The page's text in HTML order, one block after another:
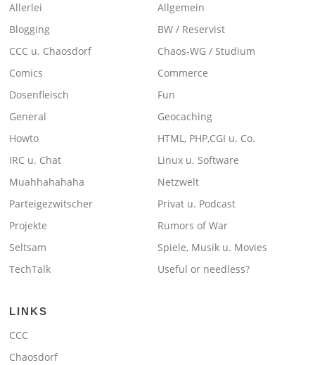
Allerlei
Allgemein
Blogging
BW / Reservist
CCC u. Chaosdorf
Chaos-WG / Studium
Comics
Commerce
Dosenfleisch
Fun
General
Geocaching
Howto
HTML, PHP,CGI u. Co.
IRC u. Chat
Linux u. Software
Muahhahahaha
Netzwelt
Parteigezwitscher
Privat u. Podcast
Projekte
Rumors of War
Seltsam
Spiele, Musik u. Movies
TechTalk
Useful or needless?
LINKS
CCC
Chaosdorf